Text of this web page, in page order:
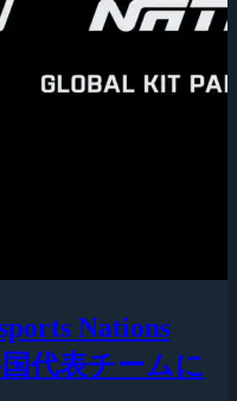
Nations
代表チームに